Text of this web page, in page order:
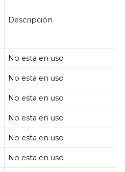
Descripción
No esta en uso
No esta en uso
No esta en uso
No esta en uso
No esta en uso
No esta en uso